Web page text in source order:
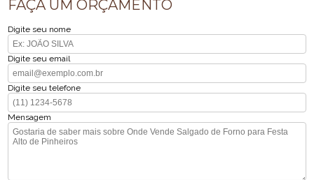
FAÇA UM ORÇAMENTO
Digite seu nome
Digite seu email
Digite seu telefone
Mensagem